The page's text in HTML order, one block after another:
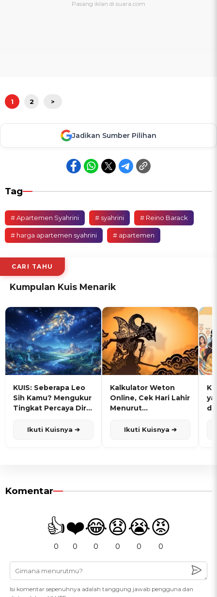
1 2 >
Jadikan Sumber Pilihan
Tag
# Apartemen Syahrini # syahrini # Reino Barack
# harga apartemen syahrini # apartemen
CARI TAHU
Kumpulan Kuis Menarik
KUIS: Seberapa Leo
Sih Kamu? Mengukur
Tingkat Percaya Diri
Ikuti Kuisnya ➔
Kalkulator Weton
Online, Cek Hari Lahir
Menurut
Ikuti Kuisnya ➔
Komentar
👍
0
❤️
0
😂
0
😧
0
😭
0
😡
0
Isi komentar sepenuhnya adalah tanggung jawab pengguna dan